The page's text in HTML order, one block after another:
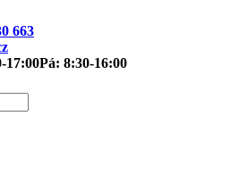
663
17:00Pá: 8:30-16:00